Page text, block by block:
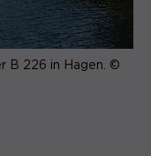
B 226 in Hagen. ©